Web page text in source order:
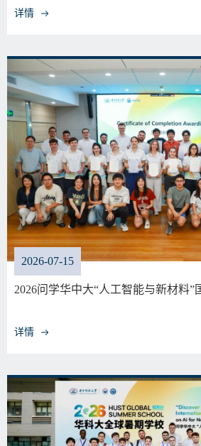
详情
2026-07-15
2026问学华中大“人工智能与新材料
详情